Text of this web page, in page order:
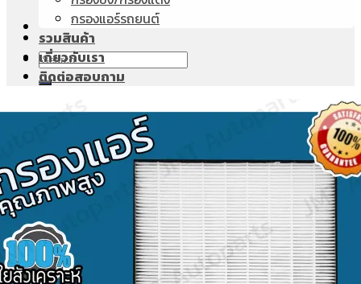
Search
for:
Search
for:
กรองแอร์รถยนต์
รวมสินค้า
เกี่ยวกับเรา
ติดต่อสอบถาม